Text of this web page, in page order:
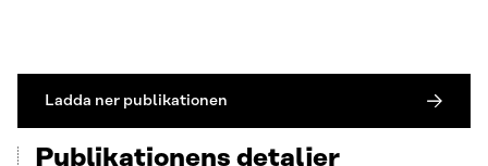
Ladda ner publikationen
Publikationens detaljer